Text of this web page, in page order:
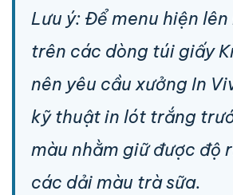
Lưu ý: Để menu hiện
trên các dòng túi giấy
nên yêu cầu xưởng In
kỹ thuật in lót trắng
màu nhằm giữ được độ
các dải màu trà sữa.